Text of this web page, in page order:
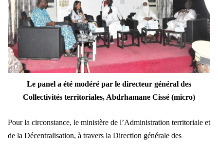
Le panel a été modéré par le directeur général des
Collectivités territoriales, Abdrhamane Cissé (micro)
Pour la circonstance, le ministère de l’Administration territoriale et
de la Décentralisation, à travers la Direction générale des